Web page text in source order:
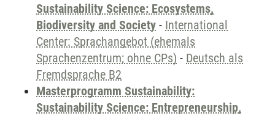
Sustainability Science: Ecosystems,
Biodiversity and Society - International
Center: Sprachangebot (ehemals
Sprachenzentrum; ohne CPs) - Deutsch als
Fremdsprache B2
Masterprogramm Sustainability:
Sustainability Science: Entrepreneurship,